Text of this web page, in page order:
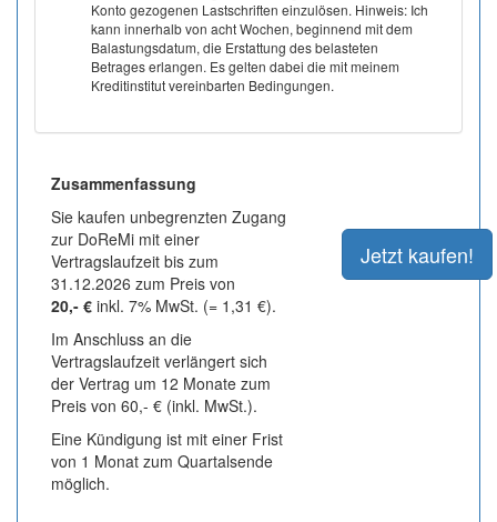
Konto gezogenen Lastschriften einzulösen. Hinweis: Ich
kann innerhalb von acht Wochen, beginnend mit dem
Balastungsdatum, die Erstattung des belasteten
Betrages erlangen. Es gelten dabei die mit meinem
Kreditinstitut vereinbarten Bedingungen.
Zusammenfassung
Sie kaufen unbegrenzten Zugang
zur DoReMi mit einer
Vertragslaufzeit bis zum
31.12.2026 zum Preis von
20,- € inkl. 7% MwSt. (= 1,31 €).
Im Anschluss an die
Vertragslaufzeit verlängert sich
der Vertrag um 12 Monate zum
Preis von 60,- € (inkl. MwSt.).
Eine Kündigung ist mit einer Frist
von 1 Monat zum Quartalsende
möglich.